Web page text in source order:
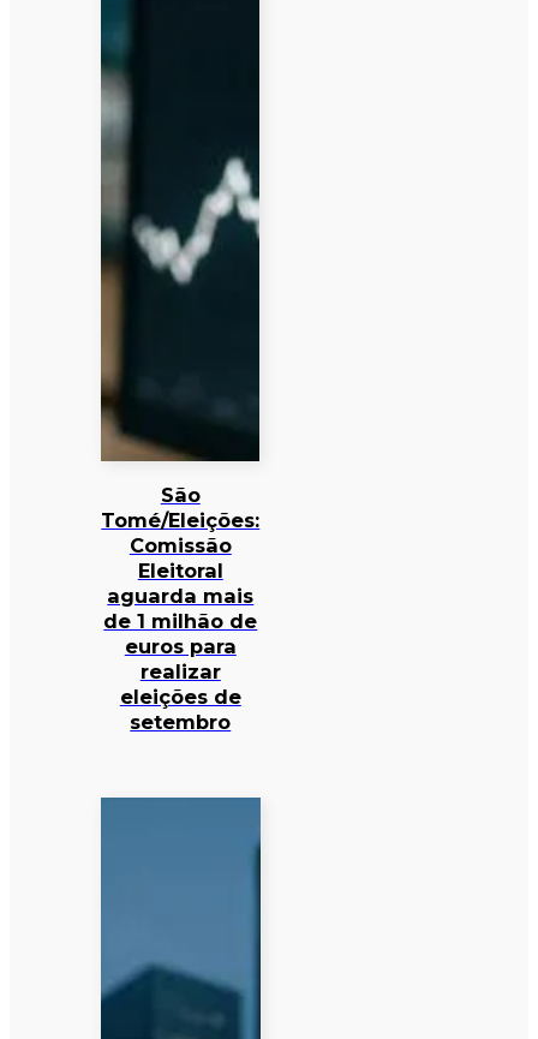
São
Tomé/Eleições:
Comissão
Eleitoral
aguarda mais
de 1 milhão de
euros para
realizar
eleições de
setembro